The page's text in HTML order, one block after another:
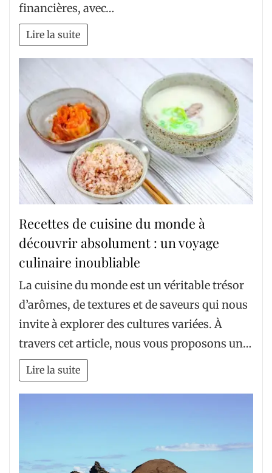
financières, avec…
Lire la suite
Recettes de cuisine du monde à
découvrir absolument : un voyage
culinaire inoubliable
La cuisine du monde est un véritable trésor
d’arômes, de textures et de saveurs qui nous
invite à explorer des cultures variées. À
travers cet article, nous vous proposons un…
Lire la suite